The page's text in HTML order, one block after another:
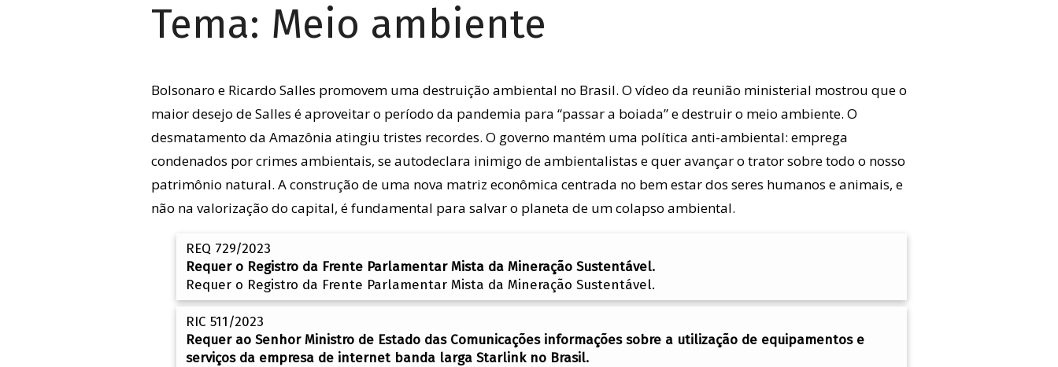
Tema: Meio ambiente
Bolsonaro e Ricardo Salles promovem uma destruição ambiental no Brasil. O vídeo da reunião ministerial mostrou que o
maior desejo de Salles é aproveitar o período da pandemia para “passar a boiada” e destruir o meio ambiente. O
desmatamento da Amazônia atingiu tristes recordes. O governo mantém uma política anti-ambiental: emprega
condenados por crimes ambientais, se autodeclara inimigo de ambientalistas e quer avançar o trator sobre todo o nosso
patrimônio natural. A construção de uma nova matriz econômica centrada no bem estar dos seres humanos e animais, e
não na valorização do capital, é fundamental para salvar o planeta de um colapso ambiental.
REQ 729/2023
Requer o Registro da Frente Parlamentar Mista da Mineração Sustentável.
Requer o Registro da Frente Parlamentar Mista da Mineração Sustentável.
RIC 511/2023
Requer ao Senhor Ministro de Estado das Comunicações informações sobre a utilização de equipamentos e
serviços da empresa de internet banda larga Starlink no Brasil.